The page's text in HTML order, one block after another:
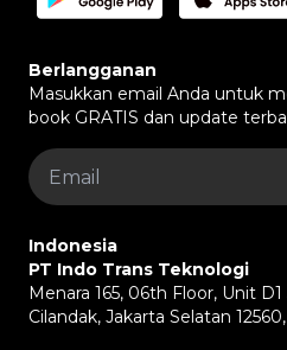
biaya pengobatan, dan 5 Juta
Berlangganan
Masukkan email Anda untuk
book GRATIS dan update
Indonesia
PT Indo Trans Teknologi
Menara 165, 06th Floor, Unit
Cilandak, Jakarta Selatan